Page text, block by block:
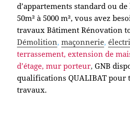
d’appartements standard ou
50m² à 5000 m², vous avez
travaux Bâtiment Rénovation
Démolition,maçonnerie,
terrassement, extension de
d’étage, mur porteur,GNB
qualifications QUALIBAT pour
travaux.